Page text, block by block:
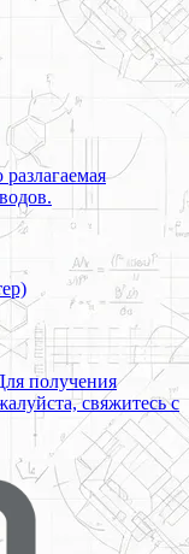
получения
свяжитесь с